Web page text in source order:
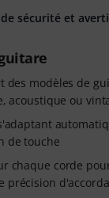
des modèles de
acoustique ou
de touche
chaque corde
précision
sécurité et